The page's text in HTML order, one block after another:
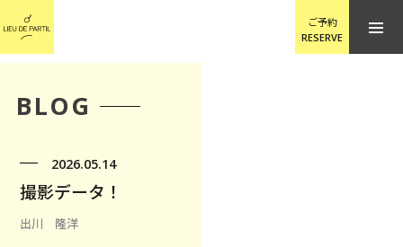
ご予約
RESERVE
BLOG
2026.05.14
撮影データ！
出川 隆洋